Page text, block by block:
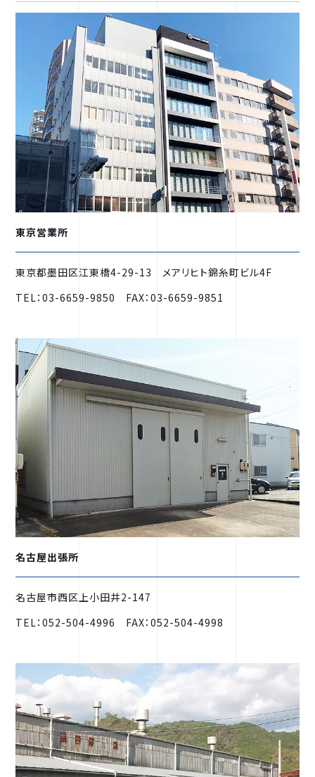
東京営業所
東京都墨田区江東橋4-29-13 メアリヒト錦糸町ビル4F
TEL：03-6659-9850 FAX：03-6659-9851
名古屋出張所
名古屋市西区上小田井2-147
TEL：052-504-4996 FAX：052-504-4998